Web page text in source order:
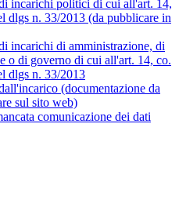
incarichi politici di cui all'art. 14,
dlgs n. 33/2013 (da pubblicare in
incarichi di amministrazione, di
o di governo di cui all'art. 14, co.
dlgs n. 33/2013
(documentazione da
sul sito web)
comunicazione dei dati